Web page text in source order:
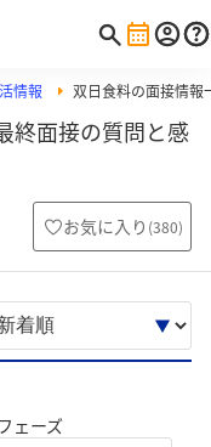
情報 双日食料の面接情報
終面接の質問と感
お気に入り (380)
ェーズ